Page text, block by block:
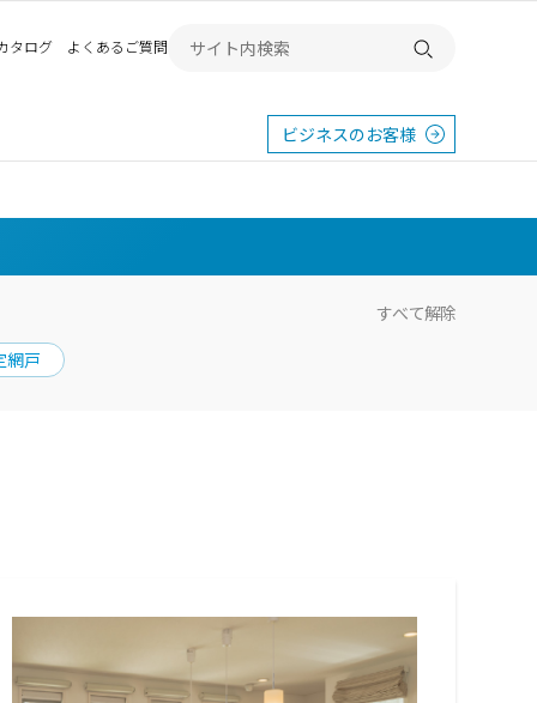
PS 那覇
ビジネスのお客様
タログ よくあるご質問 検索する
すべて解除
網戸